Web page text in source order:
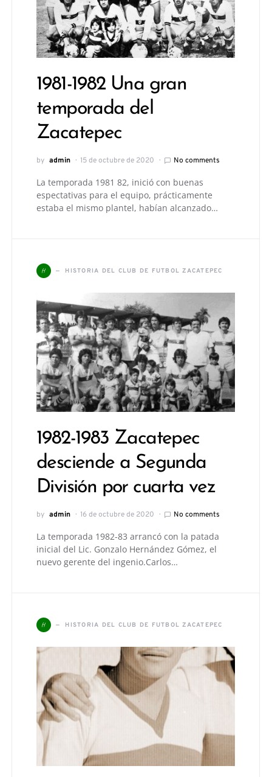
1981-1982 Una gran
temporada del
Zacatepec
by admin 15 de octubre de 2020 No comments
La temporada 1981 82, inició con buenas
espectativas para el equipo, prácticamente
estaba el mismo plantel, habían alcanzado…
H HISTORIA DEL CLUB DE FUTBOL ZACATEPEC
1982-1983 Zacatepec
desciende a Segunda
División por cuarta vez
by admin 16 de octubre de 2020 No comments
La temporada 1982-83 arrancó con la patada
inicial del Lic. Gonzalo Hernández Gómez, el
nuevo gerente del ingenio.Carlos…
H HISTORIA DEL CLUB DE FUTBOL ZACATEPEC